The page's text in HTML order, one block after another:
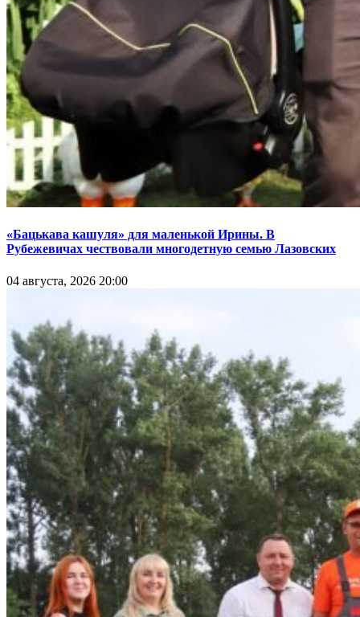
«Бацькава кашуля» для маленькой Ирины. В
Рубежевичах чествовали многодетную семью Лазовских
04 августа, 2026 20:00